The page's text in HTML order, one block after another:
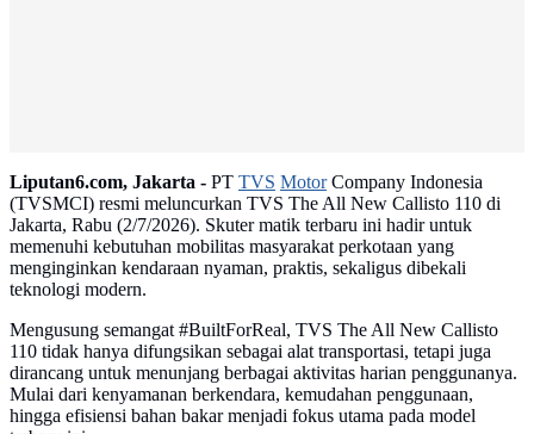
Liputan6.com, Jakarta - PT TVS MotorCompany Indonesia
(TVSMCI) resmi meluncurkan TVS The All New Callisto 110 di
Jakarta, Rabu (2/7/2026). Skuter matik terbaru ini hadir untuk
memenuhi kebutuhan mobilitas masyarakat perkotaan yang
menginginkan kendaraan nyaman, praktis, sekaligus dibekali
teknologi modern.
Mengusung semangat #BuiltForReal, TVS The All New Callisto
110 tidak hanya difungsikan sebagai alat transportasi, tetapi juga
dirancang untuk menunjang berbagai aktivitas harian penggunanya.
Mulai dari kenyamanan berkendara, kemudahan penggunaan,
hingga efisiensi bahan bakar menjadi fokus utama pada model